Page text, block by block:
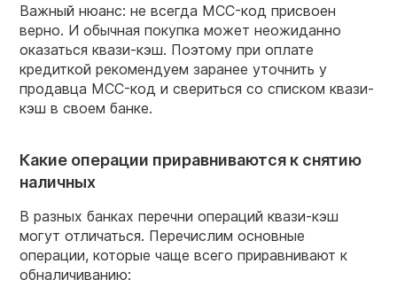
Важный нюанс: не всегда MCC-код присвоен
верно. И обычная покупка может неожиданно
оказаться квази-кэш. Поэтому при оплате
кредиткой рекомендуем заранее уточнить у
продавца MCC-код и свериться со списком квази-
кэш в своем банке.
Какие операции приравниваются к снятию
наличных
В разных банках перечни операций квази-кэш
могут отличаться. Перечислим основные
операции, которые чаще всего приравнивают к
обналичиванию: